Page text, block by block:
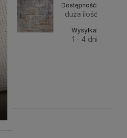
Dostępność:
duża ilość
Wysyłka:
1 - 4 dni